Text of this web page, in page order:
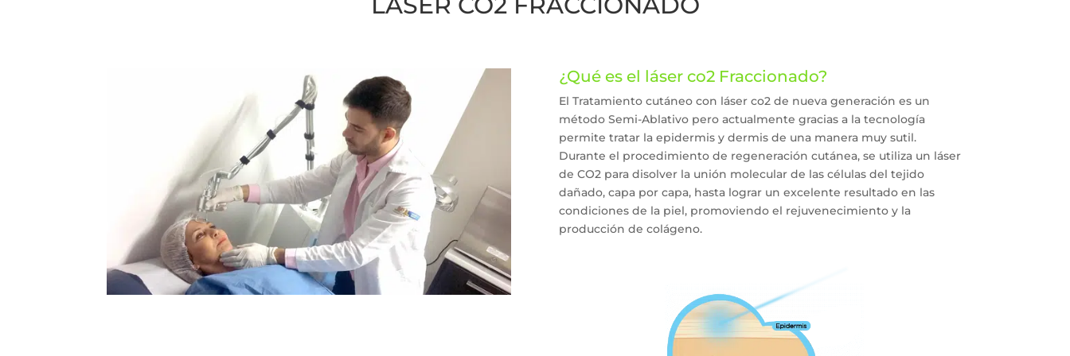
¿Qué es el láser co2 Fraccionado?
El Tratamiento cutáneo con láser co2 de nueva generación es un
método Semi-Ablativo pero actualmente gracias a la tecnología
permite tratar la epidermis y dermis de una manera muy sutil.
Durante el procedimiento de regeneración cutánea, se utiliza un láser
de CO2 para disolver la unión molecular de las células del tejido
dañado, capa por capa, hasta lograr un excelente resultado en las
condiciones de la piel, promoviendo el rejuvenecimiento y la
producción de colágeno.